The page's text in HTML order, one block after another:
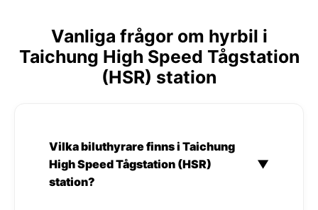
Vanliga frågor om hyrbil i
Taichung High Speed Tågstation
(HSR) station
Vilka biluthyrare finns i Taichung
High Speed Tågstation (HSR)
station?
▼